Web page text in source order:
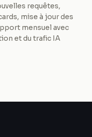
requêtes,
mise à jour des
mensuel avec
et du trafic IA